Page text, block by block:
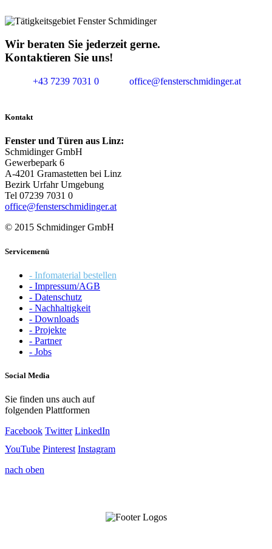
Wir beraten Sie jederzeit gerne.
Kontaktieren Sie uns!
+43 7239 7031 0 office@fensterschmidinger.at
Kontakt
Fenster und Türen aus Linz:
Schmidinger GmbH
Gewerbepark 6
A-4201 Gramastetten bei Linz
Bezirk Urfahr Umgebung
Tel 07239 7031 0
office@fensterschmidinger.at
© 2015 Schmidinger GmbH
Servicemenü
- Infomaterial bestellen
- Impressum/AGB
- Datenschutz
- Nachhaltigkeit
- Downloads
- Projekte
- Partner
- Jobs
Social Media
Sie finden uns auch auf
folgenden Plattformen
Facebook Twitter LinkedIn
YouTube Pinterest Instagram
nach oben